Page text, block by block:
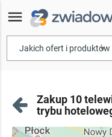
menu
▾
Zakup 10
trybu